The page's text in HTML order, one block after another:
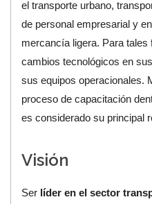
el transporte urbano,
de personal empresarial y
mercancía ligera. Para
cambios tecnológicos en
sus equipos operacionales.
proceso de capacitación
es considerado su principal
Visión
Ser líder en el sector